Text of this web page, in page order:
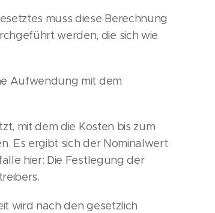
muss diese Berechnung
werden, die sich wie
Aufwendung mit dem
mit dem die Kosten bis zum
Es ergibt sich der Nominalwert
hier: Die Festlegung der
wird nach den gesetzlich